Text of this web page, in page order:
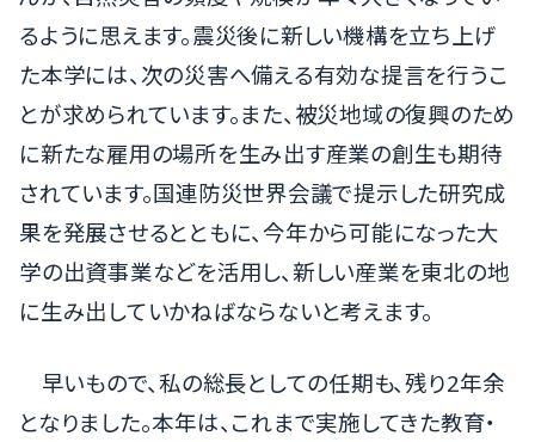
るように思えます。震災後に新しい機構を立ち上げ
た本学には、次の災害へ備える有効な提言を行うこ
とが求められています。また、被災地域の復興のため
に新たな雇用の場所を生み出す産業の創生も期待
されています。国連防災世界会議で提示した研究成
果を発展させるとともに、今年から可能になった大
学の出資事業などを活用し、新しい産業を東北の地
に生み出していかねばならないと考えます。
早いもので、私の総長としての任期も、残り2年余
となりました。本年は、これまで実施してきた教育・